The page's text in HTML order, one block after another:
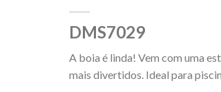
DMS7029
A boia é linda! Vem com uma
mais divertidos. Ideal para